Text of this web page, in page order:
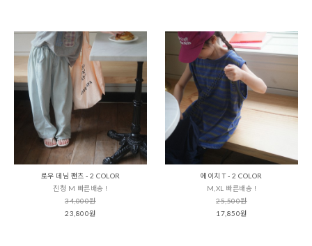
로우 데님 팬츠 - 2 COLOR
진청 M 빠른배송 !
34,000원
23,800원
에이치 T - 2 COLOR
M,XL 빠른배송 !
25,500원
17,850원